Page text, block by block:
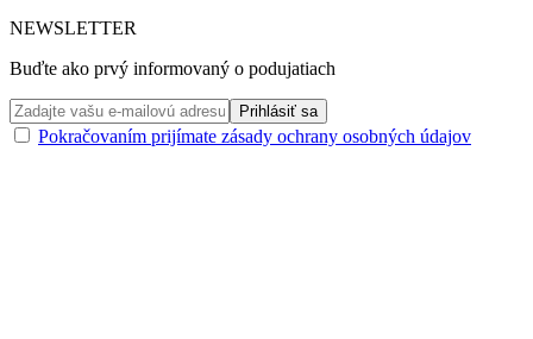
NEWSLETTER
Buďte ako prvý informovaný o podujatiach
Pokračovaním prijímate zásady ochrany osobných údajov